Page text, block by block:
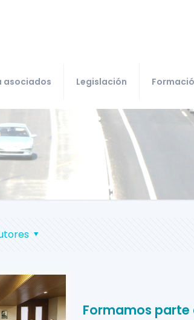
asociados Legislación
Formamos parte